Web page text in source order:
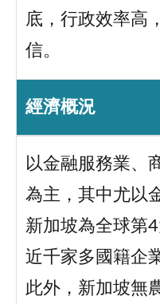
底，行政效率高
信。
經濟概況
以金融服務業、
為主，其中尤以
新加坡為全球第
近千家多國籍企
此外，新加坡無